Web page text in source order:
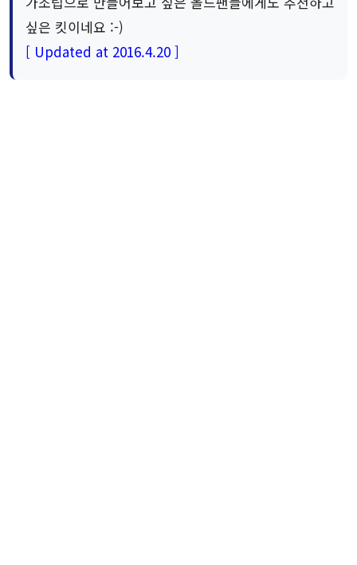
싶은 킷이네요 :-)
[ Updated at 2016.4.20 ]